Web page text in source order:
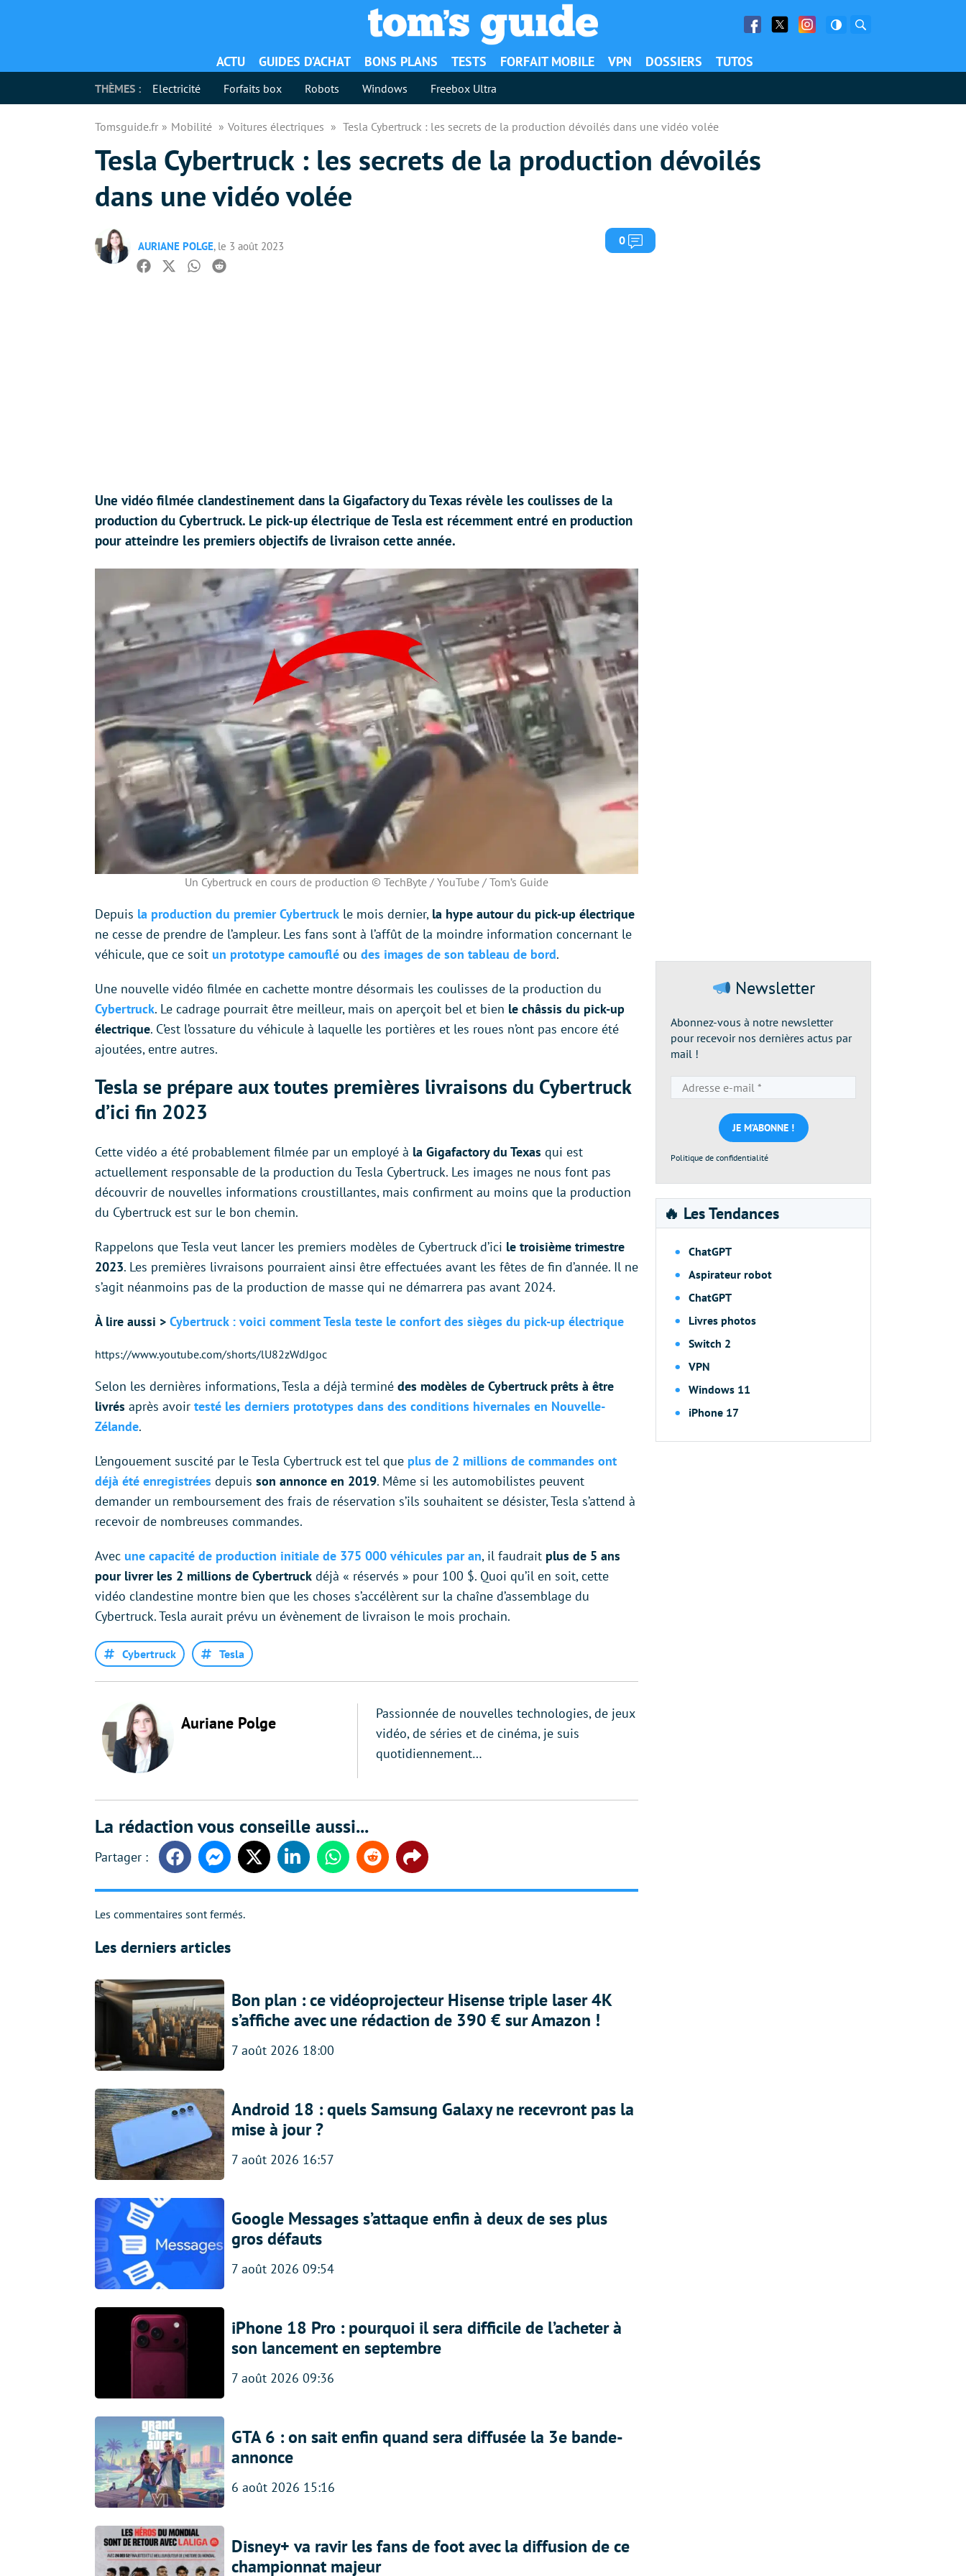
Facebook
Twitter Facebook
ACTU GUIDES D’ACHAT BONS PLANS TESTS FORFAIT MOBILE VPN DOSSIERS TUTOS
THÈMES : Electricité Forfaits box Robots Windows Freebox Ultra
Tomsguide.fr Mobilité Voitures électriques Tesla Cybertruck : les secrets de la production dévoilés dans une vidéo volée
Tesla Cybertruck : les secrets de la production dévoilés
dans une vidéo volée
AURIANE POLGE, le 3 août 2023 0 Commentaires
Facebook
TwitterWhatsapp
Reddit
Une vidéo filmée clandestinement dans la Gigafactory du Texas révèle les coulisses de la
production du Cybertruck. Le pick-up électrique de Tesla est récemment entré en production
pour atteindre les premiers objectifs de livraison cette année.
Un Cybertruck en cours de production © TechByte / YouTube / Tom’s Guide
Depuis la production du premier Cybertruck le mois dernier, la hype autour du pick-up électrique
ne cesse de prendre de l’ampleur. Les fans sont à l’affût de la moindre information concernant le
véhicule, que ce soit un prototype camouflé ou des images de son tableau de bord.
Une nouvelle vidéo filmée en cachette montre désormais les coulisses de la production du
Cybertruck. Le cadrage pourrait être meilleur, mais on aperçoit bel et bien le châssis du pick-up
électrique. C’est l’ossature du véhicule à laquelle les portières et les roues n’ont pas encore été
ajoutées, entre autres.
Tesla se prépare aux toutes premières livraisons du Cybertruck
d’ici fin 2023
Cette vidéo a été probablement filmée par un employé à la Gigafactory du Texas qui est
actuellement responsable de la production du Tesla Cybertruck. Les images ne nous font pas
découvrir de nouvelles informations croustillantes, mais confirment au moins que la production
du Cybertruck est sur le bon chemin.
Rappelons que Tesla veut lancer les premiers modèles de Cybertruck d’ici le troisième trimestre
2023. Les premières livraisons pourraient ainsi être effectuées avant les fêtes de fin d’année. Il ne
s’agit néanmoins pas de la production de masse qui ne démarrera pas avant 2024.
À lire aussi > Cybertruck : voici comment Tesla teste le confort des sièges du pick-up électrique
https://www.youtube.com/shorts/lU82zWdJgoc
Selon les dernières informations, Tesla a déjà terminé des modèles de Cybertruck prêts à être
livrés après avoir testé les derniers prototypes dans des conditions hivernales en Nouvelle-
Zélande.
L’engouement suscité par le Tesla Cybertruck est tel que plus de 2 millions de commandes ont
déjà été enregistrées depuis son annonce en 2019. Même si les automobilistes peuvent
demander un remboursement des frais de réservation s’ils souhaitent se désister, Tesla s’attend à
recevoir de nombreuses commandes.
Avec une capacité de production initiale de 375 000 véhicules par an, il faudrait plus de 5 ans
pour livrer les 2 millions de Cybertruck déjà « réservés » pour 100 $. Quoi qu’il en soit, cette
vidéo clandestine montre bien que les choses s’accélèrent sur la chaîne d’assemblage du
Cybertruck. Tesla aurait prévu un évènement de livraison le mois prochain.
Cybertruck Tesla
Auriane Polge
Passionnée de nouvelles technologies, de jeux
vidéo, de séries et de cinéma, je suis
quotidiennement…
La rédaction vous conseille aussi...
FacebookMessengerTwitter LinkedinWhatsappReddit Share
Les commentaires sont fermés.
Les derniers articles
Bon plan : ce vidéoprojecteur Hisense triple laser 4K
s’affiche avec une rédaction de 390 € sur Amazon !
7 août 2026 18:00
Android 18 : quels Samsung Galaxy ne recevront pas la
mise à jour ?
7 août 2026 16:57
Google Messages s’attaque enfin à deux de ses plus
gros défauts
7 août 2026 09:54
iPhone 18 Pro : pourquoi il sera difficile de l’acheter à
son lancement en septembre
7 août 2026 09:36
GTA 6 : on sait enfin quand sera diffusée la 3e bande-
annonce
6 août 2026 15:16
Disney+ va ravir les fans de foot avec la diffusion de ce
championnat majeur
Newsletter
Abonnez-vous à notre newsletter
pour recevoir nos dernières actus par
mail !
e-
mail
*
Politique de confidentialité
🔥 Les Tendances
ChatGPT
Aspirateur robot
ChatGPT
Livres photos
Switch 2
VPN
Windows 11
iPhone 17